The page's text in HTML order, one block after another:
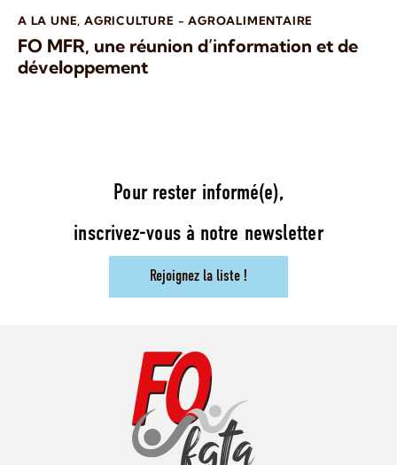
A LA UNE,AGRICULTURE - AGROALIMENTAIRE
FO MFR, une réunion d’information et de
développement
Pour rester informé(e),
inscrivez-vous à notre newsletter
Rejoignez la liste !